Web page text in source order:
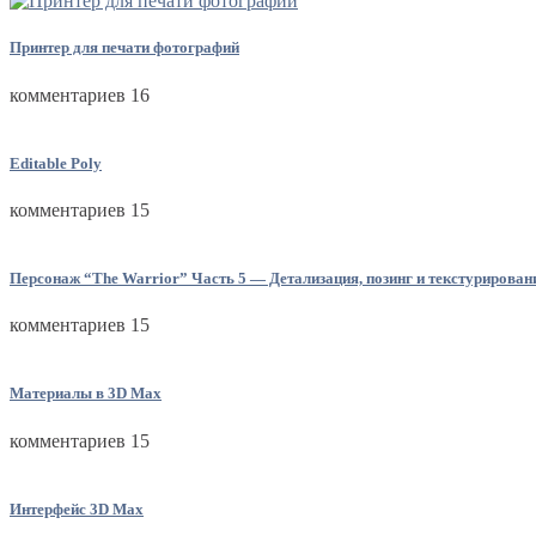
Принтер для печати фотографий
комментариев 16
Editable Poly
комментариев 15
Персонаж “The Warrior” Часть 5 — Детализация, позинг и
комментариев 15
Материалы в 3D Max
комментариев 15
Интерфейс 3D Max